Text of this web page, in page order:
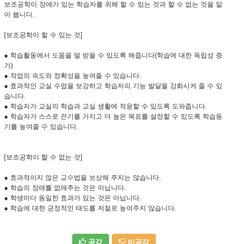
보조공학이 장애가 있는 학습자를 위해 할 수 있는 것과 할 수 없는 것을 알
아 봅니다.
[보조공학이 할 수 있는 것]
● 학습활동에서 도움을 덜 받을 수 있도록 해줍니다(학습에 대한 독립성 증
가)
● 작업의 속도와 정확성을 높여줄 수 있습니다.
● 효과적인 교실 수업을 보강하고 학습자의 기능 발달을 강화시켜 줄 수 있
습니다.
● 학습자가 교실의 학습과 교실 생활에 적응할 수 있도록 도와줍니다.
● 학습자가 스스로 끈기를 가지고 더 높은 목표를 설정할 수 있도록 학습동
기를 높여줄 수 있습니다.
[보조공학이 할 수 없는 것]
● 효과적이지 않은 교수법을 보상해 주지는 않습니다.
● 학습의 장애를 없애주는 것은 아닙니다.
● 학생마다 동일한 효과가 있는 것은 아닙니다.
● 학습에 대한 긍정적인 태도를 저절로 높여주지 않습니다.
공감 비공감